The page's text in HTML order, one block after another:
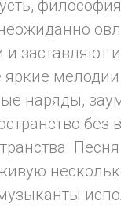
заставляют
яркие
наряды,
без